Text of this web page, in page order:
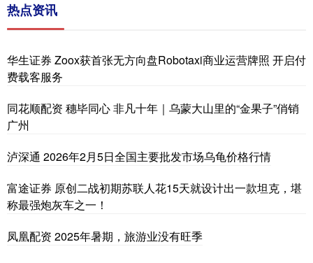
热点资讯
华生证券 Zoox获首张无方向盘Robotaxi商业运营牌照 开启付
费载客服务
同花顺配资 穗毕同心 非凡十年｜乌蒙大山里的“金果子”俏销
广州
泸深通 2026年2月5日全国主要批发市场乌龟价格行情
富途证券 原创二战初期苏联人花15天就设计出一款坦克，堪
称最强炮灰车之一！
凤凰配资 2025年暑期，旅游业没有旺季